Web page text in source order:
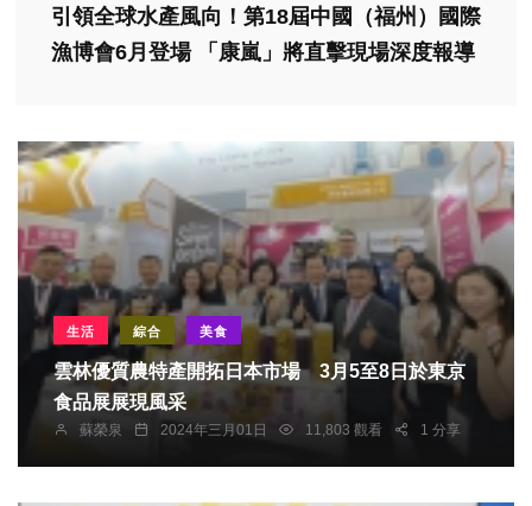
​引領全球水產風向！第18屆中國（福州）國際
漁博會6月登場 「康嵐」將直擊現場深度報導
生活 綜合 美食
雲林優質農特產開拓日本市場 3月5至8日於東京
食品展展現風采
蘇榮泉 2024年三月01日 11,803 觀看 1 分享